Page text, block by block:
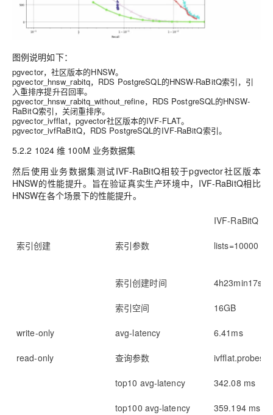
图例说明如下：
pgvector，社区版本的HNSW。
pgvector_hnsw_rabitq，RDS PostgreSQL的HNSW-RaBitQ索引，引
入重排序提升召回率。
pgvector_hnsw_rabitq_without_refine，RDS PostgreSQL的HNSW-
RaBitQ索引，关闭重排序。
pgvector_ivfflat，pgvector社区版本的IVF-FLAT。
pgvector_ivfRaBitQ，RDS PostgreSQL的IVF-RaBitQ索引。
5.2.2 1024 维 100M 业务数据集
然后使用业务数据集测试IVF-RaBitQ相较于pgvector社区版本
HNSW的性能提升。旨在验证真实生产环境中，IVF-RaBitQ相比
HNSW在各个场景下的性能提升。
IVF-RaBitQ
索引创建 索引参数 lists=10000
索引创建时间 4h23min17s
索引空间 16GB
write-only avg-latency 6.41ms
read-only 查询参数 ivfflat.probes
top10 avg-latency 342.08 ms
top100 avg-latency 359.194 ms